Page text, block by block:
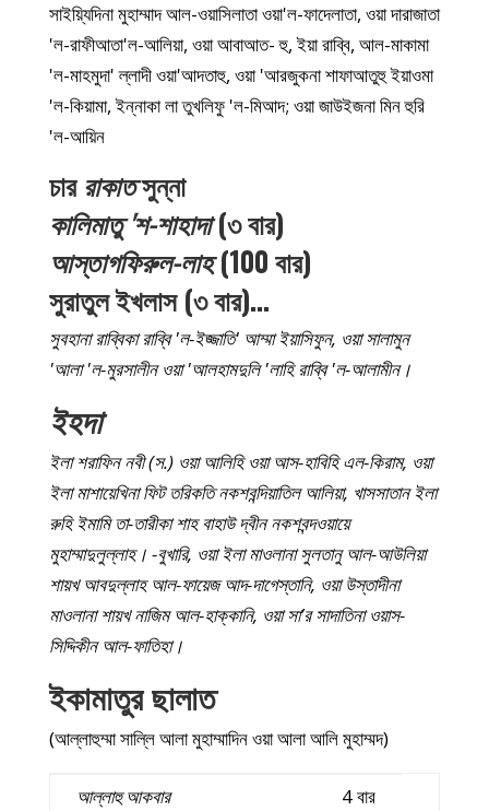
সাইয়্যিদিনা মুহাম্মাদ আল-ওয়াসিলাতা ওয়া'ল-ফাদেলাতা, ওয়া দারাজাতা
'ল-রাফীআতা'ল-আলিয়া, ওয়া আবাআত- হু, ইয়া রাব্বি, আল-মাকামা
'ল-মাহমুদা' ল্লাদী ওয়া'আদতাহু, ওয়া 'আরজুকনা শাফাআতুহু ইয়াওমা
'ল-কিয়ামা, ইন্নাকা লা তুখলিফু 'ল-মিআদ; ওয়া জাউইজনা মিন হুরি
'ল-আয়িন
চাররাকাতসুন্না
কালিমাতু 'শ-শাহাদা(৩ বার)
আস্তাগফিরুল-লাহ(100 বার)
সুরাতুল ইখলাস (৩ বার)…
সুবহানা রাব্বিকা রাব্বি 'ল-ইজ্জাতি' আম্মা ইয়াসিফুন, ওয়া সালামুন
'আলা 'ল-মুরসালীন ওয়া 'আলহামদুলি 'লাহি রাব্বি 'ল-আলামীন।
ইহদা
ইলা শরাফিন নবী (স.) ওয়া আলিহি ওয়া আস-হাবিহি এল-কিরাম, ওয়া
ইলা মাশায়েখিনা ফিট তরিকতি নকশবন্দিয়াতিল আলিয়া, খাসসাতান ইলা
রুহি ইমামি তা-তারীকা শাহ বাহাউ দ্বীন নকশবন্দওয়ায়ে
মুহাম্মাদুলুল্লাহ। -বুখারি, ওয়া ইলা মাওলানা সুলতানু আল-আউলিয়া
শায়খ আবদুল্লাহ আল-ফায়েজ আদ-দাগেস্তানি, ওয়া উস্তাদীনা
মাওলানা শায়খ নাজিম আল-হাক্কানি, ওয়া সা’র সাদাতিনা ওয়াস-
সিদ্দিকীন আল-ফাতিহা।
ইকামাতুর ছালাত
(আল্লাহুম্মা সাল্লি আলা মুহাম্মাদিন ওয়া আলা আলি মুহাম্মদ)
আল্লাহু আকবার 4 বার